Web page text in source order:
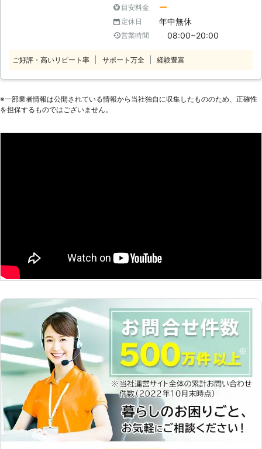
ート歴15年を活かしてインターネッ
トのトラブルを解決！快適なネット環
境へ 初めてパソコンの購入をしたと
ットの接続をどうやったらいいのか頭
を抱える方が多いかと思います。イン
ターネットの接続は、細かい設定を触
定をどのようにしたらいいかお悩みの
なっている原因は、スペック不足によ
るものがほとんどだと言われておりま
い。 弊社では、PCメモリやハードデ
ィスクなどの増設が可能です。増設作
業をすることでデータが保存できる容
量が増え、快適にPCを使うことが可
能です。 もしもパソコンの動作が重
くてお困りのときは、弊社にお任せく
ださい。快適に利用できるパソコンを
お客様にお渡しをします。弊社はパソ
コンに関するご依頼を承っています。
ネットの接続に悩んでいたり、パソコ
ンの設定方法がわからなかったりする
ときは、弊社までご相談ください。
点検・カスタマイズなどによってサポ
ートしています。 パソコンをこれか
ら使いたい方から、現在使っているけ
パソコン修理業者をお探しならお気軽
染・ハードウェアのトラブル、部品取
パソコン診断11,000円（税込）！ま
います。パソコンの故障箇所は自分で
ロに任せてくださいね。 ●遠方に住
ネットに接続されているパソコンであ
れば、遠隔操作で簡単な設定や使い方
のサポートをすることもできます。
「わざわざ来てもらうのはちょっ
と……」「簡単な操作方法を教えて欲
しいだけなんだけど」というときに
は、気軽に依頼できるのでおすすめで
す。パソコンのことで分からないこと
があれば、まずは当店まで。ご連絡お
待ちしています。 ●パソコンが重
い！そんなときは再生サービスがおす
すめ 故障やウイルスの感染などのト
目安料金 ー
定休日 年中無休
営業時間 08:00~20:00
ご好評・高いリピート率 サポート万全 経験豊富
※⼀部業者情報は公開されている情報から当社独⾃に収集したもののため、正確性
を担保するものではございません。